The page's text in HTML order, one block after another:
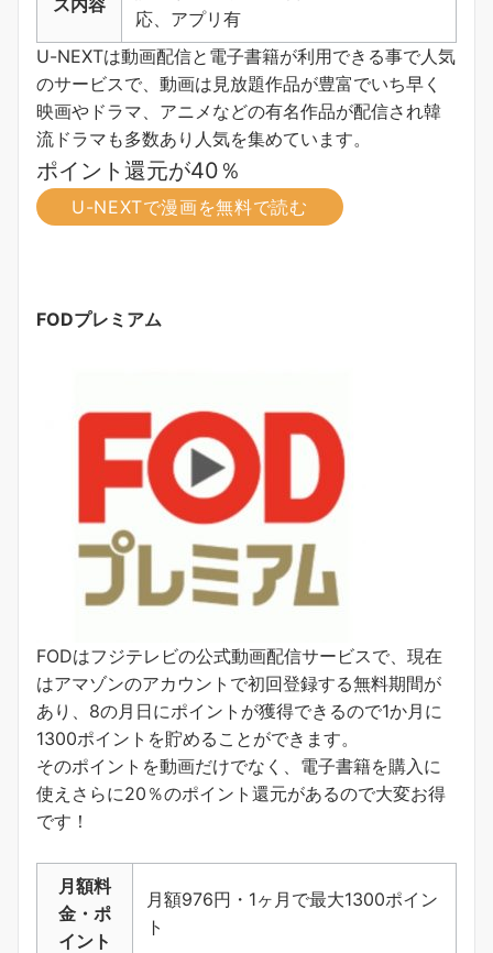
応、アプリ有
U-NEXTは動画配信と電子書籍が利用できる事で人気
のサービスで、動画は見放題作品が豊富でいち早く
映画やドラマ、アニメなどの有名作品が配信され韓
流ドラマも多数あり人気を集めています。
ポイント還元が40％
U-NEXTで漫画を無料で読む
FODプレミアム
FODはフジテレビの公式動画配信サービスで、現在
はアマゾンのアカウントで初回登録する無料期間が
あり、8の月日にポイントが獲得できるので1か月に
1300ポイントを貯めることができます。
そのポイントを動画だけでなく、電子書籍を購入に
使えさらに20％のポイント還元があるので大変お得
です！
月額料
金・ポ
イント
月額976円・1ヶ月で最大1300ポイン
ト